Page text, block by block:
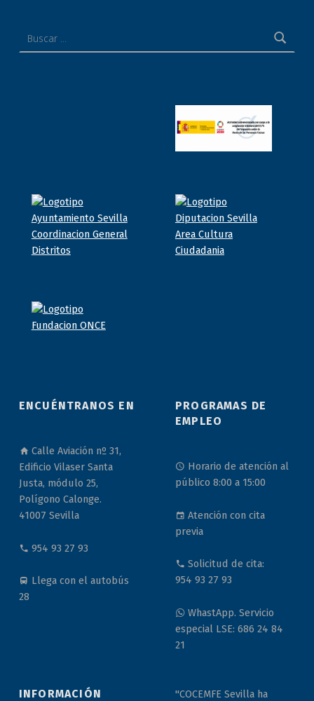
ENCUÉNTRANOS EN
Calle Aviación nº 31,
Edificio Vilaser Santa
Justa, módulo 25,
Polígono Calonge.
41007 Sevilla
954 93 27 93
Llega con el autobús
28
PROGRAMAS DE
EMPLEO
Horario de atención al
público 8:00 a 15:00
Atención con cita
previa
Solicitud de cita:
954 93 27 93
WhastApp. Servicio
especial LSE: 686 24 84
21
INFORMACIÓN
"COCEMFE Sevilla ha